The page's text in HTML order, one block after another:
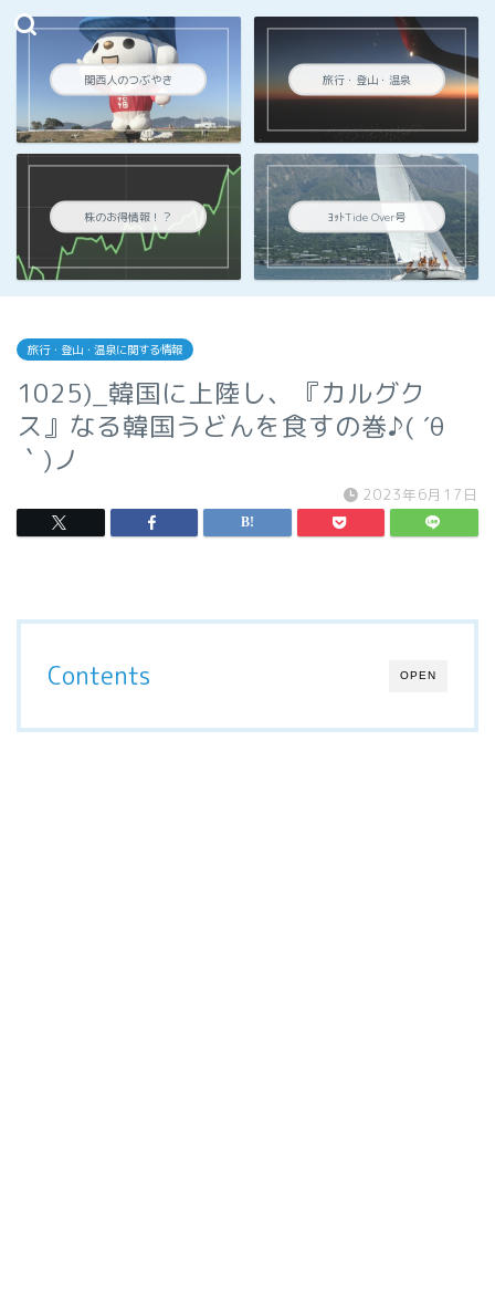
関西人のつぶやき 旅行・登山・温泉
株のお得情報！？ ﾖｯﾄTide Over号
旅行・登山・温泉に関する情報
1025)_韓国に上陸し、『カルグク
ス』なる韓国うどんを食すの巻♪( ´θ
｀)ノ
2023年6月17日
OPEN
Contents